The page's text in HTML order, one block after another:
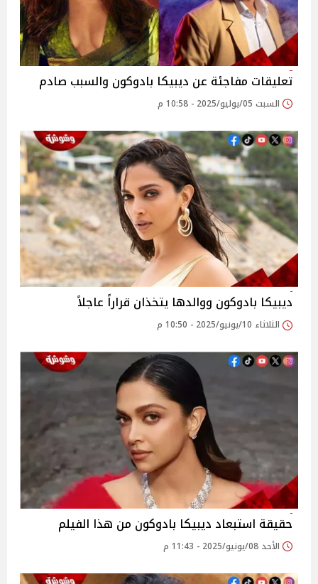
تعليقات مفاجئة عن ديبيكا بادوكون والسبب صادم
السبت 05/يوليو/2025 - 10:58 م
ديبيكا بادوكون ووالدها يتخذان قراراً عاجلاً
الثلاثاء 10/يونيو/2025 - 10:50 م
حقيقة استبعاد ديبيكا بادوكون من هذا الفيلم
الأحد 08/يونيو/2025 - 11:43 م